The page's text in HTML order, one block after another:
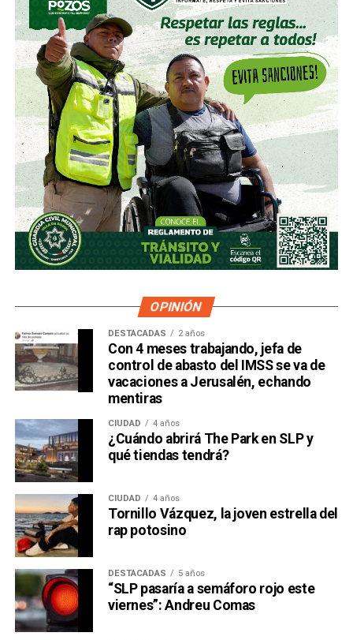
OPINIÓN
DESTACADAS 2 años
Con 4 meses trabajando, jefa de
control de abasto del IMSS se va de
vacaciones a Jerusalén, echando
mentiras
CIUDAD 4 años
¿Cuándo abrirá The Park en SLP y
qué tiendas tendrá?
CIUDAD 4 años
Tornillo Vázquez, la joven estrella del
rap potosino
DESTACADAS 5 años
“SLP pasaría a semáforo rojo este
viernes”: Andreu Comas